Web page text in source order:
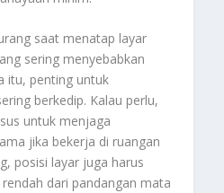
saat menatap layar
sering menyebabkan
itu, penting untuk
berkedip. Kalau perlu,
untuk menjaga
jika bekerja di ruangan
posisi layar juga harus
dari pandangan mata